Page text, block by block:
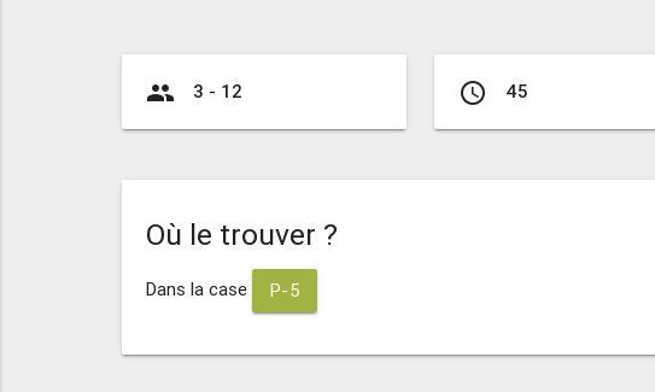
group 3 - 12 access_time 45
Où le trouver ?
Dans la case P-5